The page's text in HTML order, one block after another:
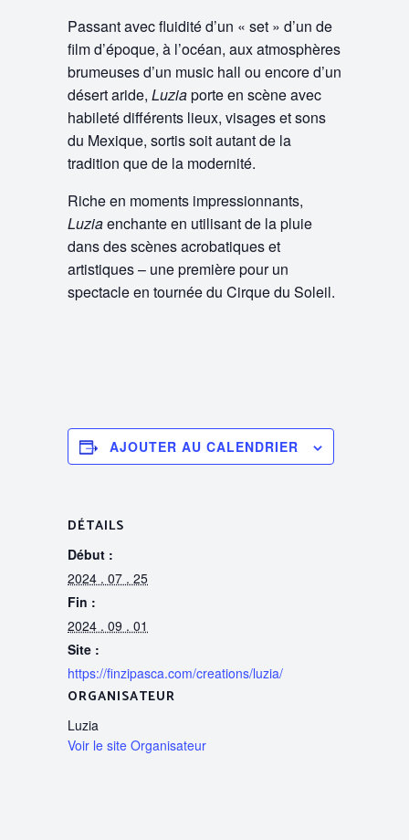
Passant avec fluidité d’un « set » d’un de
film d’époque, à l’océan, aux atmosphères
brumeuses d’un music hall ou encore d’un
désert aride, Luziaporte en scène avec
habileté différents lieux, visages et sons
du Mexique, sortis soit autant de la
tradition que de la modernité.
Riche en moments impressionnants,
Luziaenchante en utilisant de la pluie
dans des scènes acrobatiques et
artistiques – une première pour un
spectacle en tournée du Cirque du Soleil.
AJOUTER AU CALENDRIER
DÉTAILS
Début :
2024 . 07 . 25
Fin :
2024 . 09 . 01
Site :
https://finzipasca.com/creations/luzia/
ORGANISATEUR
Luzia
Voir le site Organisateur